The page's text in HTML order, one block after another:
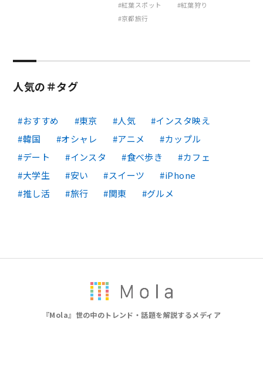
紅葉スポット
紅葉狩り
京都旅行
人気の＃タグ
おすすめ 東京 人気
インスタ映え
韓国
オシャレ アニメ
カップル
デート
インスタ 食べ歩き
カフェ
大学生
安い スイーツ
iPhone
推し活
旅行 関東 グルメ
『Mola』世の中のトレンド・話題を解説するメディア